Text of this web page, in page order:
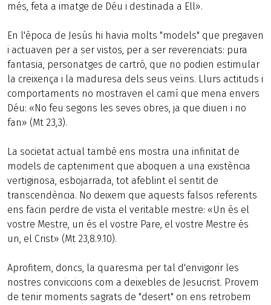
més, feta a imatge de Déu i destinada a Ell».
En l'època de Jesús hi havia molts "models" que pregaven
i actuaven per a ser vistos, per a ser reverenciats: pura
fantasia, personatges de cartró, que no podien estimular
la creixença i la maduresa dels seus veïns. Llurs actituds i
comportaments no mostraven el camí que mena envers
Déu: «No feu segons les seves obres, ja que diuen i no
fan» (Mt 23,3).
La societat actual també ens mostra una infinitat de
models de capteniment que aboquen a una existència
vertiginosa, esbojarrada, tot afeblint el sentit de
transcendència. No deixem que aquests falsos referents
ens facin perdre de vista el veritable mestre: «Un és el
vostre Mestre, un és el vostre Pare, el vostre Mestre és
un, el Crist» (Mt 23,8.9.10).
Aprofitem, doncs, la quaresma per tal d'envigorir les
nostres conviccions com a deixebles de Jesucrist. Provem
de tenir moments sagrats de "desert" on ens retrobem